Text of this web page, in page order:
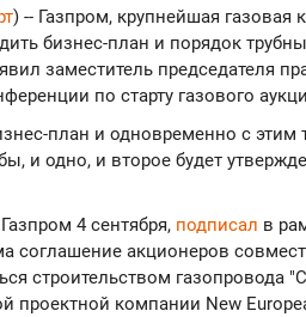
) -- Газпром, крупнейшая газовая
бизнес-план и порядок
заместитель председателя
по старту газового
план и одновременно с
и одно, и второе будет
4 сентября, подписал в
соглашение акционеров
строительством газопровода
проектной компании New